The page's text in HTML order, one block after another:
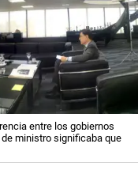
entre los gobiernos
ministro significaba que